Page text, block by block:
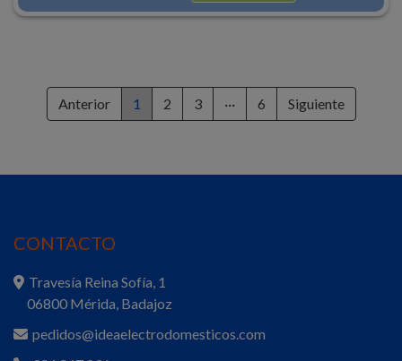
Anterior 1 2 3 ··· 6 Siguiente
CONTACTO
Travesía Reina Sofía, 1
06800 Mérida, Badajoz
pedidos@ideaelectrodomesticos.com